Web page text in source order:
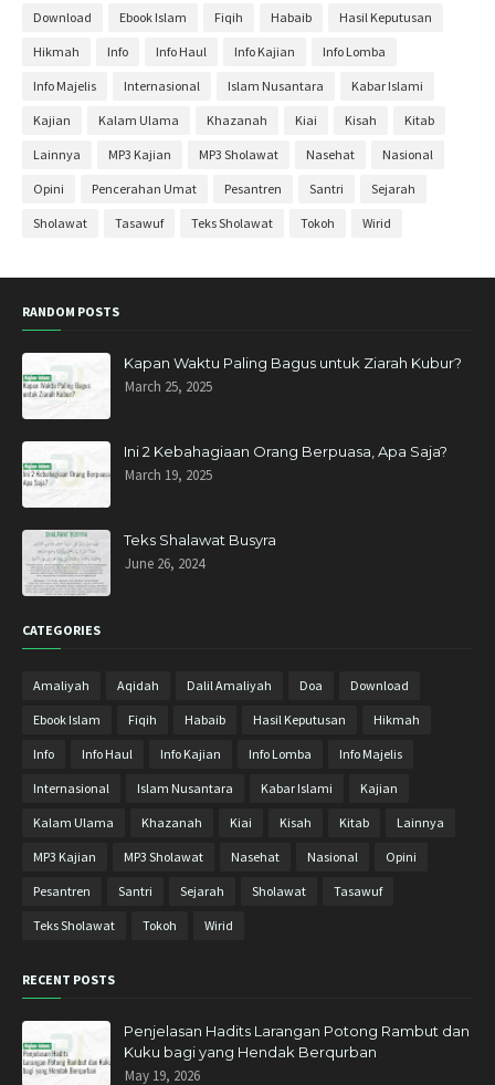
Februari 2020
September 2019
Agustus 2019
Mei 2019
Maret 2019
Januari 2019
Desember 2018
November 2018
September 2018
Juni 2018
Mei 2018
April 2018
Maret 2018
Februari 2018
Januari 2018
November 2017
5
September 2017
Download Ebook Islam Fiqih Habaib Hasil Keputusan
Hikmah Info Info Haul Info Kajian Info Lomba
Info Majelis Internasional Islam Nusantara Kabar Islami
Kajian Kalam Ulama Khazanah Kiai Kisah Kitab
Lainnya MP3 Kajian MP3 Sholawat Nasehat Nasional
Opini Pencerahan Umat Pesantren Santri Sejarah
Sholawat Tasawuf Teks Sholawat Tokoh Wirid
RANDOM POSTS
Kapan Waktu Paling Bagus untuk Ziarah Kubur?
March 25, 2025
Ini 2 Kebahagiaan Orang Berpuasa, Apa Saja?
March 19, 2025
Teks Shalawat Busyra
June 26, 2024
CATEGORIES
Amaliyah Aqidah Dalil Amaliyah Doa Download
Ebook Islam Fiqih Habaib Hasil Keputusan Hikmah
Info Info Haul Info Kajian Info Lomba Info Majelis
Internasional Islam Nusantara Kabar Islami Kajian
Kalam Ulama Khazanah Kiai Kisah Kitab Lainnya
MP3 Kajian MP3 Sholawat Nasehat Nasional Opini
Pesantren Santri Sejarah Sholawat Tasawuf
Teks Sholawat Tokoh Wirid
RECENT POSTS
Penjelasan Hadits Larangan Potong Rambut dan
Kuku bagi yang Hendak Berqurban
May 19, 2026